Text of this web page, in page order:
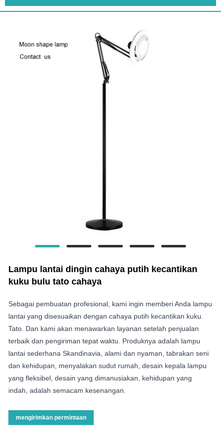
Lampu lantai dingin cahaya putih kecantikan
kuku bulu tato cahaya
Sebagai pembuatan profesional, kami ingin memberi Anda lampu
lantai yang disesuaikan dengan cahaya putih kecantikan kuku.
Tato. Dan kami akan menawarkan layanan setelah penjualan
terbaik dan pengiriman tepat waktu. Produknya adalah lampu
lantai sederhana Skandinavia, alami dan nyaman, tabrakan seni
dan kehidupan, menyalakan sudut rumah, desain kepala lampu
yang fleksibel, desain yang dimanusiakan, kehidupan yang
indah, adalah semacam kesenangan.
mengirimkan permintaan